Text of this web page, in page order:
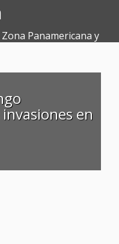
Panamericana y
en